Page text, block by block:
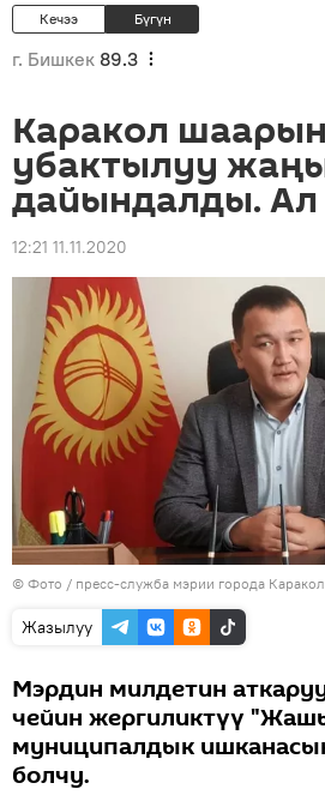
Кечээ Бүгүн
г. Бишкек 89.3
Каракол
убактылуу
дайындалды.
12:21 11.11.2020
© Фото / пресс-служба мэрии города Каракол
Жазылуу
Мэрдин милдетин
чейин жергиликтүү
муниципалдык
болчу.